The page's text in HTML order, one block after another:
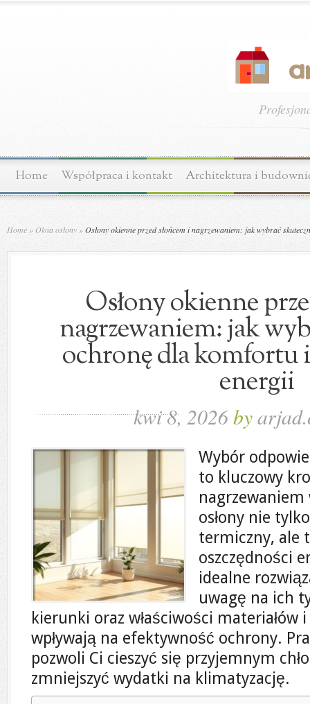
Home Współpraca i kontakt Architektura i
Home »Okna osłony »Osłony okienne przed słońcem i nagrzewaniem: jak wybrać
Osłony okienne
nagrzewaniem: jak
ochronę dla komfortu
energii
kwi 8, 2026by
Wybór
to kluczowy
osłony nie
termiczny, ale
oszczędności
idealne
uwagę na ich
kierunki oraz właściwości materiałów
wpływają na efektywność ochrony.
pozwoli Ci cieszyć się przyjemnym
zmniejszyć wydatki na klimatyzację.